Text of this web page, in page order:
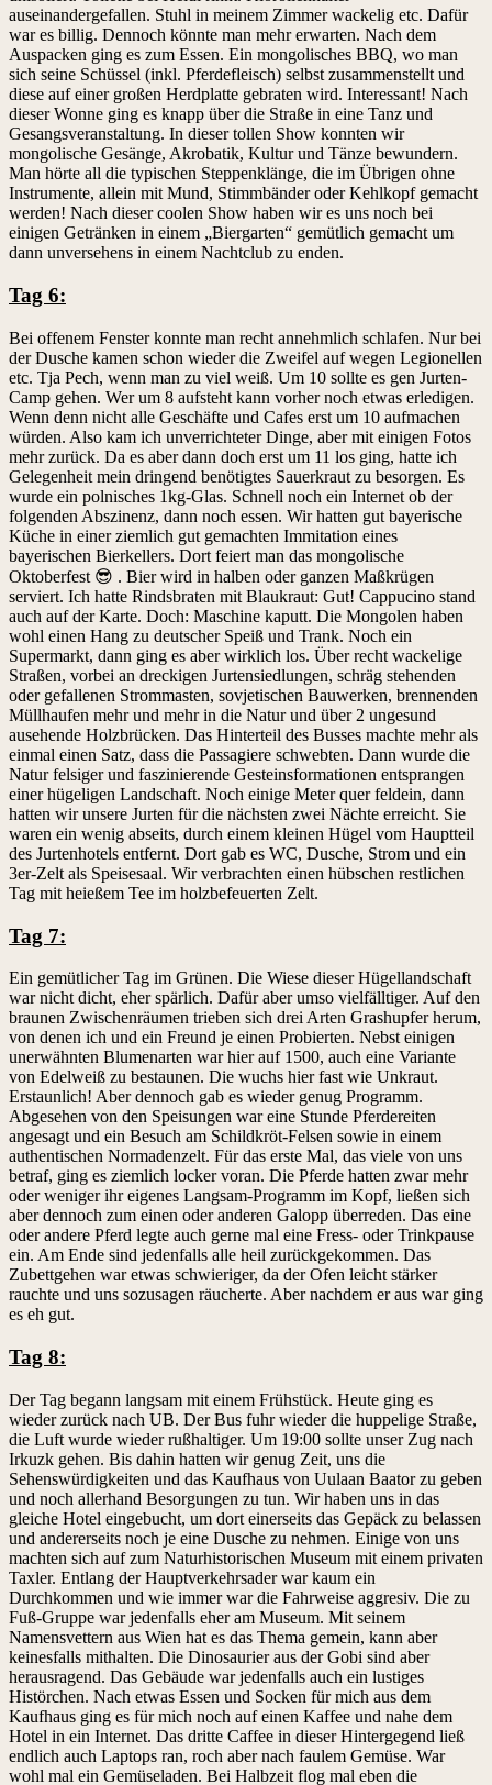
auseinandergefallen. Stuhl in meinem Zimmer wackelig etc. Dafür
war es billig. Dennoch könnte man mehr erwarten. Nach dem
Auspacken ging es zum Essen. Ein mongolisches BBQ, wo man
sich seine Schüssel (inkl. Pferdefleisch) selbst zusammenstellt und
diese auf einer großen Herdplatte gebraten wird. Interessant! Nach
dieser Wonne ging es knapp über die Straße in eine Tanz und
Gesangsveranstaltung. In dieser tollen Show konnten wir
mongolische Gesänge, Akrobatik, Kultur und Tänze bewundern.
Man hörte all die typischen Steppenklänge, die im Übrigen ohne
Instrumente, allein mit Mund, Stimmbänder oder Kehlkopf gemacht
werden! Nach dieser coolen Show haben wir es uns noch bei
einigen Getränken in einem „Biergarten“ gemütlich gemacht um
dann unversehens in einem Nachtclub zu enden.
Tag 6:
Bei offenem Fenster konnte man recht annehmlich schlafen. Nur bei
der Dusche kamen schon wieder die Zweifel auf wegen Legionellen
etc. Tja Pech, wenn man zu viel weiß. Um 10 sollte es gen Jurten-
Camp gehen. Wer um 8 aufsteht kann vorher noch etwas erledigen.
Wenn denn nicht alle Geschäfte und Cafes erst um 10 aufmachen
würden. Also kam ich unverrichteter Dinge, aber mit einigen Fotos
mehr zurück. Da es aber dann doch erst um 11 los ging, hatte ich
Gelegenheit mein dringend benötigtes Sauerkraut zu besorgen. Es
wurde ein polnisches 1kg-Glas. Schnell noch ein Internet ob der
folgenden Abszinenz, dann noch essen. Wir hatten gut bayerische
Küche in einer ziemlich gut gemachten Immitation eines
bayerischen Bierkellers. Dort feiert man das mongolische
Oktoberfest 😎 . Bier wird in halben oder ganzen Maßkrügen
serviert. Ich hatte Rindsbraten mit Blaukraut: Gut! Cappucino stand
auch auf der Karte. Doch: Maschine kaputt. Die Mongolen haben
wohl einen Hang zu deutscher Speiß und Trank. Noch ein
Supermarkt, dann ging es aber wirklich los. Über recht wackelige
Straßen, vorbei an dreckigen Jurtensiedlungen, schräg stehenden
oder gefallenen Strommasten, sovjetischen Bauwerken, brennenden
Müllhaufen mehr und mehr in die Natur und über 2 ungesund
ausehende Holzbrücken. Das Hinterteil des Busses machte mehr als
einmal einen Satz, dass die Passagiere schwebten. Dann wurde die
Natur felsiger und faszinierende Gesteinsformationen entsprangen
einer hügeligen Landschaft. Noch einige Meter quer feldein, dann
hatten wir unsere Jurten für die nächsten zwei Nächte erreicht. Sie
waren ein wenig abseits, durch einem kleinen Hügel vom Hauptteil
des Jurtenhotels entfernt. Dort gab es WC, Dusche, Strom und ein
3er-Zelt als Speisesaal. Wir verbrachten einen hübschen restlichen
Tag mit heießem Tee im holzbefeuerten Zelt.
Tag 7:
Ein gemütlicher Tag im Grünen. Die Wiese dieser Hügellandschaft
war nicht dicht, eher spärlich. Dafür aber umso vielfälltiger. Auf den
braunen Zwischenräumen trieben sich drei Arten Grashupfer herum,
von denen ich und ein Freund je einen Probierten. Nebst einigen
unerwähnten Blumenarten war hier auf 1500, auch eine Variante
von Edelweiß zu bestaunen. Die wuchs hier fast wie Unkraut.
Erstaunlich! Aber dennoch gab es wieder genug Programm.
Abgesehen von den Speisungen war eine Stunde Pferdereiten
angesagt und ein Besuch am Schildkröt-Felsen sowie in einem
authentischen Normadenzelt. Für das erste Mal, das viele von uns
betraf, ging es ziemlich locker voran. Die Pferde hatten zwar mehr
oder weniger ihr eigenes Langsam-Programm im Kopf, ließen sich
aber dennoch zum einen oder anderen Galopp überreden. Das eine
oder andere Pferd legte auch gerne mal eine Fress- oder Trinkpause
ein. Am Ende sind jedenfalls alle heil zurückgekommen. Das
Zubettgehen war etwas schwieriger, da der Ofen leicht stärker
rauchte und uns sozusagen räucherte. Aber nachdem er aus war ging
es eh gut.
Tag 8:
Der Tag begann langsam mit einem Frühstück. Heute ging es
wieder zurück nach UB. Der Bus fuhr wieder die huppelige Straße,
die Luft wurde wieder rußhaltiger. Um 19:00 sollte unser Zug nach
Irkuzk gehen. Bis dahin hatten wir genug Zeit, uns die
Sehenswürdigkeiten und das Kaufhaus von Uulaan Baator zu geben
und noch allerhand Besorgungen zu tun. Wir haben uns in das
gleiche Hotel eingebucht, um dort einerseits das Gepäck zu belassen
und andererseits noch je eine Dusche zu nehmen. Einige von uns
machten sich auf zum Naturhistorischen Museum mit einem privaten
Taxler. Entlang der Hauptverkehrsader war kaum ein
Durchkommen und wie immer war die Fahrweise aggresiv. Die zu
Fuß-Gruppe war jedenfalls eher am Museum. Mit seinem
Namensvettern aus Wien hat es das Thema gemein, kann aber
keinesfalls mithalten. Die Dinosaurier aus der Gobi sind aber
herausragend. Das Gebäude war jedenfalls auch ein lustiges
Histörchen. Nach etwas Essen und Socken für mich aus dem
Kaufhaus ging es für mich noch auf einen Kaffee und nahe dem
Hotel in ein Internet. Das dritte Caffee in dieser Hintergegend ließ
endlich auch Laptops ran, roch aber nach faulem Gemüse. War
wohl mal ein Gemüseladen. Bei Halbzeit flog mal eben die